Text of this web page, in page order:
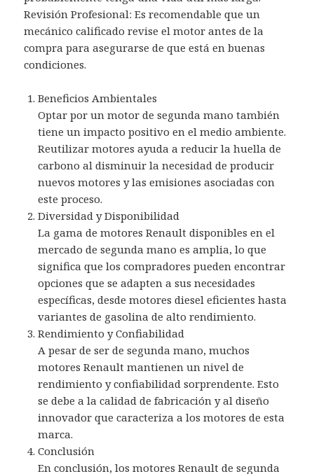
Revisión Profesional: Es recomendable que un
mecánico calificado revise el motor antes de la
compra para asegurarse de que está en buenas
condiciones.
Beneficios Ambientales
Optar por un motor de segunda mano también
tiene un impacto positivo en el medio ambiente.
Reutilizar motores ayuda a reducir la huella de
carbono al disminuir la necesidad de producir
nuevos motores y las emisiones asociadas con
este proceso.
Diversidad y Disponibilidad
La gama de motores Renault disponibles en el
mercado de segunda mano es amplia, lo que
significa que los compradores pueden encontrar
opciones que se adapten a sus necesidades
específicas, desde motores diesel eficientes hasta
variantes de gasolina de alto rendimiento.
Rendimiento y Confiabilidad
A pesar de ser de segunda mano, muchos
motores Renault mantienen un nivel de
rendimiento y confiabilidad sorprendente. Esto
se debe a la calidad de fabricación y al diseño
innovador que caracteriza a los motores de esta
marca.
Conclusión
En conclusión, los motores Renault de segunda